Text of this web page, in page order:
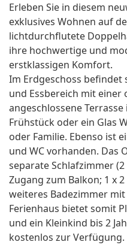
Erleben Sie in diesem
exklusives Wohnen auf
lichtdurchflutete
ihre hochwertige und
erstklassigen Komfort.
Im Erdgeschoss
und Essbereich mit einer
angeschlossene
Frühstück oder ein Glas
oder Familie. Ebenso ist
und WC vorhanden. Das
separate Schlafzimmer
Zugang zum Balkon; 1 x
weiteres Badezimmer mit
Ferienhaus bietet somit
und ein Kleinkind bis 2
kostenlos zur Verfügung.